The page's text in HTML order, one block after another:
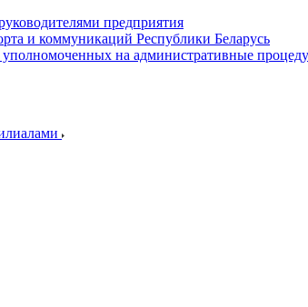
предприятия
и коммуникаций Республики Беларусь
на административные